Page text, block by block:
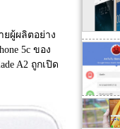
ผู้ผลิตอย่าง
5c ของ
A2 ถูกเปิด